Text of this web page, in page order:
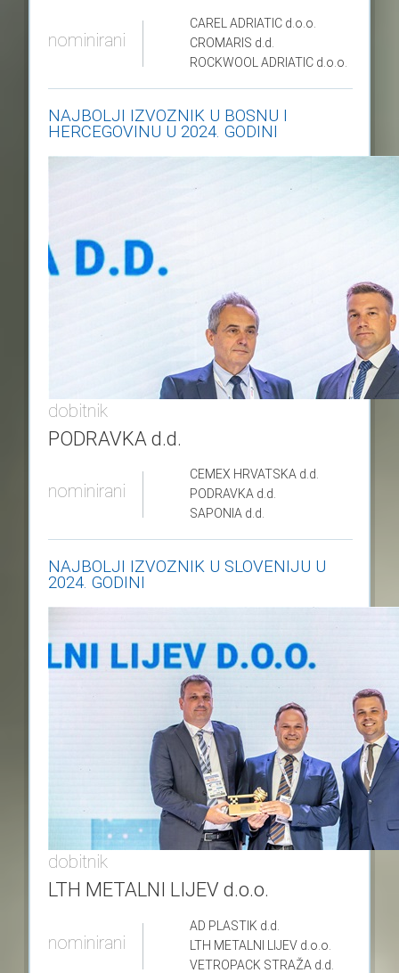
nominirani
CAREL ADRIATIC d.o.o.
CROMARIS d.d.
ROCKWOOL ADRIATIC d.o.o.
NAJBOLJI IZVOZNIK U BOSNU I
HERCEGOVINU U 2024. GODINI
dobitnik
PODRAVKA d.d.
nominirani
CEMEX HRVATSKA d.d.
PODRAVKA d.d.
SAPONIA d.d.
NAJBOLJI IZVOZNIK U SLOVENIJU U
2024. GODINI
dobitnik
LTH METALNI LIJEV d.o.o.
nominirani
AD PLASTIK d.d.
LTH METALNI LIJEV d.o.o.
VETROPACK STRAŽA d.d.